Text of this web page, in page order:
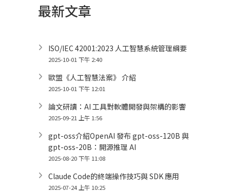
最新文章
ISO/IEC 42001:2023 人工智慧系統管理綱要
2025-10-01 下午 2:40
歐盟《人工智慧法案》 介紹
2025-10-01 下午 12:01
論文研讀：AI 工具對軟體開發與架構的影響
2025-09-21 上午 1:56
gpt-oss介紹OpenAI 發布 gpt-oss-120B 與
gpt-oss-20B：開源推理 AI
2025-08-20 下午 11:08
Claude Code的終端操作技巧與 SDK 應用
2025-07-24 上午 10:25